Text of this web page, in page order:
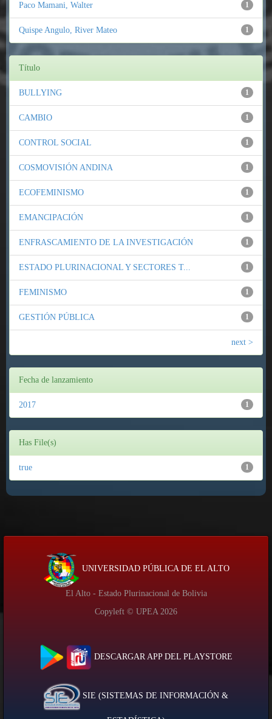
1
Paco Mamani, Walter
1
Quispe Angulo, River Mateo
Título
1
BULLYING
1
CAMBIO
1
CONTROL SOCIAL
1
COSMOVISIÓN ANDINA
1
ECOFEMINISMO
1
EMANCIPACIÓN
1
ENFRASCAMIENTO DE LA INVESTIGACIÓN
1
ESTADO PLURINACIONAL Y SECTORES T...
1
FEMINISMO
1
GESTIÓN PÚBLICA
next >
Fecha de lanzamiento
1
2017
Has File(s)
1
true
UNIVERSIDAD PÚBLICA DE EL ALTO
El Alto - Estado Plurinacional de Bolivia
Copyleft © UPEA 2026
DESCARGAR APP DEL PLAYSTORE
SIE (SISTEMAS DE INFORMACIÓN &